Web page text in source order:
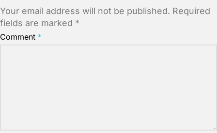
Your email address will not be published. Required
fields are marked *
Comment *